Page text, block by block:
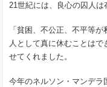
21世紀には、良心の囚人は
「貧困、不公正、不平等
人として真に休むことはで
せてくれました。
今年のネルソン・マンデラ